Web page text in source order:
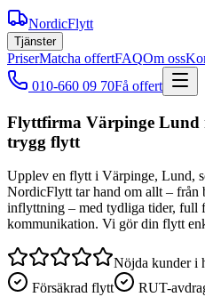
NordicFlytt
Tjänster
PriserMatcha offertFAQOm oss
010-660 09 70Få offert
Flyttfirma Värpinge Lund
trygg flytt
Upplev en flytt i Värpinge, Lund,
NordicFlytt tar hand om allt – från
inflyttning – med tydliga tider, full
kommunikation. Vi gör din flytt
Nöjda kunder i
Försäkrad flytt
RUT-